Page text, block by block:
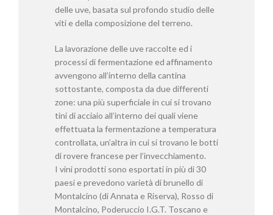
delle uve, basata sul profondo studio delle
viti e della composizione del terreno.
La lavorazione delle uve raccolte ed i
processi di fermentazione ed affinamento
avvengono all’interno della cantina
sottostante, composta da due differenti
zone: una più superficiale in cui si trovano
tini di acciaio all’interno dei quali viene
effettuata la fermentazione a temperatura
controllata, un’altra in cui si trovano le botti
di rovere francese per l’invecchiamento.
I vini prodotti sono esportati in più di 30
paesi e prevedono varietà di brunello di
Montalcino (di Annata e Riserva), Rosso di
Montalcino, Poderuccio I.G.T. Toscano e